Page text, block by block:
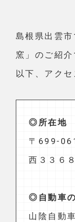
島根県出雲
以下、アク